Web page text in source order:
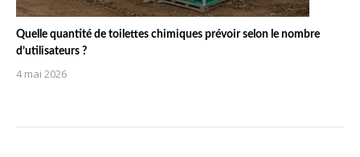
Quelle quantité de toilettes chimiques prévoir selon le nombre
d’utilisateurs ?
4 mai 2026